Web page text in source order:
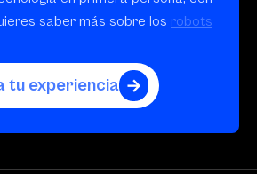
saber más sobre los robots
tu experiencia